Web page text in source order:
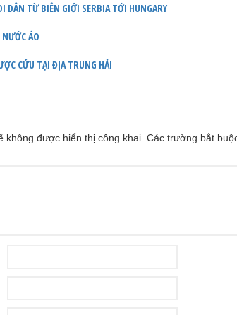
DÂN TỪ BIÊN GIỚI SERBIA TỚI HUNGARY
ÁO
CỨU TẠI ĐỊA TRUNG HẢI
không được hiển thị công khai. Các trường bắt